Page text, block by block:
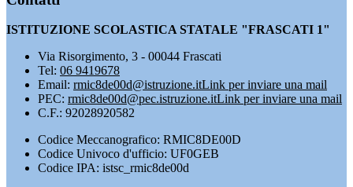
ISTITUZIONE SCOLASTICA STATALE "FRASCATI 1"
Via Risorgimento, 3 - 00044 Frascati
Tel: 06 9419678
Email: rmic8de00d@istruzione.itLink per inviare una mail
PEC: rmic8de00d@pec.istruzione.itLink per inviare una mail
C.F.: 92028920582
Codice Meccanografico: RMIC8DE00D
Codice Univoco d'ufficio: UF0GEB
Codice IPA: istsc_rmic8de00d